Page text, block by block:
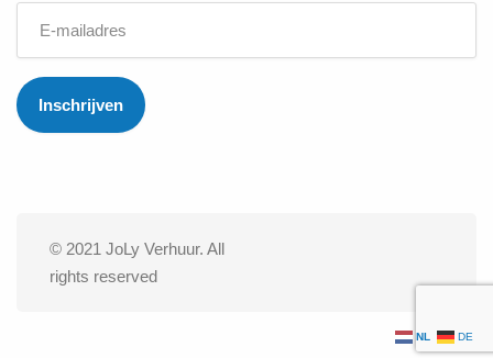
© 2021 JoLy Verhuur. All
rights reserved
NL DE